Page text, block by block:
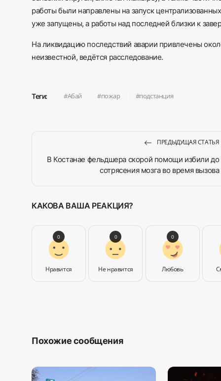
работы были направлены на запуск
уже запущены, а работы над последней близки к
На ликвидацию последствий аварии привлечены
неизвестной, ведётся расследование.
Теги: Абай пожар подстанция
ПРЕДЫДУЩАЯ СТАТЬЯ
В Костанае фельдшера скорой помощи избили до
сотрясения мозга во время вызова
КАКОВА ВАША РЕАКЦИЯ?
Нравится
0
Не нравится
0
Любовь
0
Похожие сообщения